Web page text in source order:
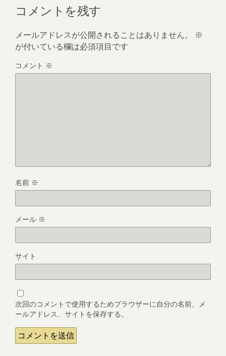
コメントを残す
メールアドレスが公開されることはありません。
※
が付いている欄は必須項目です
コメント ※
名前 ※
メール ※
サイト
次回のコメントで使用するためブラウザーに自分の名前、メ
ールアドレス、サイトを保存する。